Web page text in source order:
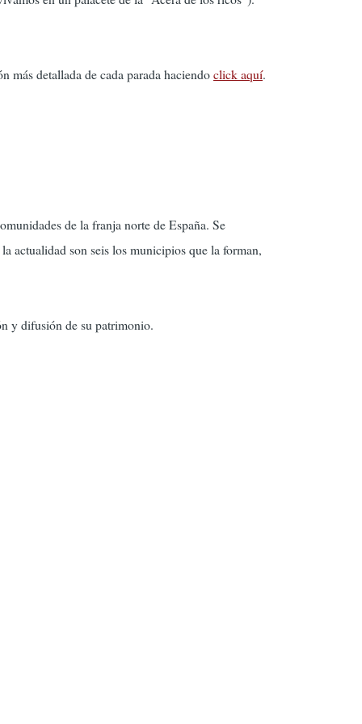
más detallada de cada parada haciendoclick aquí.
de la franja norte de España. Se
actualidad son seis los municipios que la forman,
y difusión de su patrimonio.